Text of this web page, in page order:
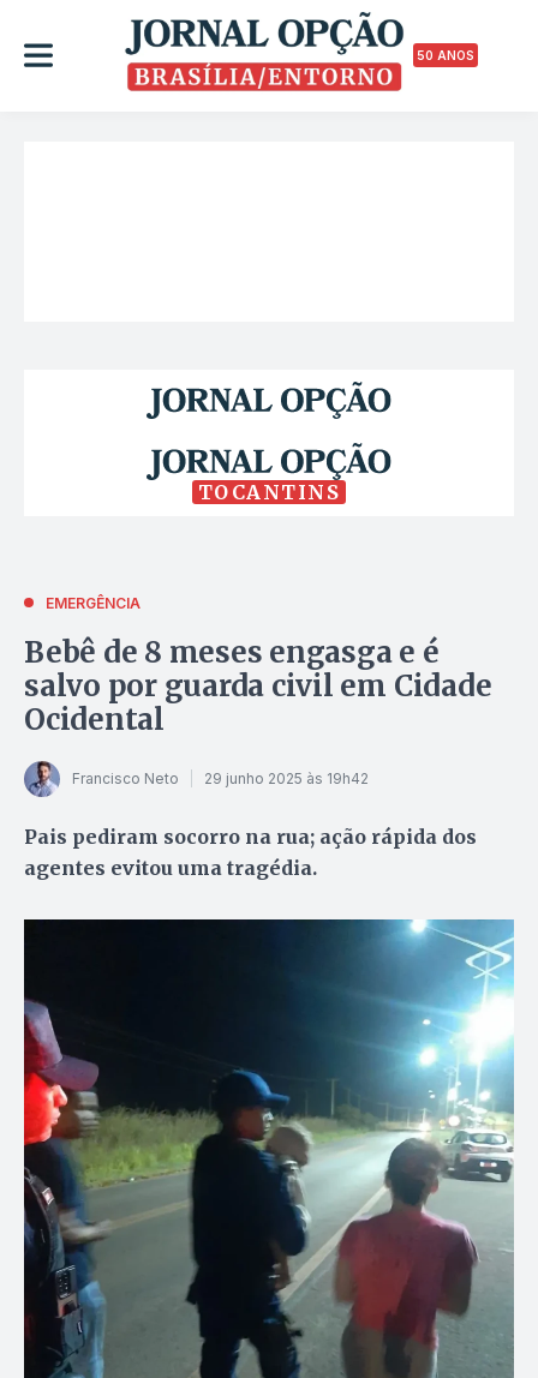
50 ANOS
TOCANTINS
EMERGÊNCIA
Bebê de 8 meses engasga e é
salvo por guarda civil em Cidade
Ocidental
Francisco Neto 29 junho 2025 às 19h42
Pais pediram socorro na rua; ação rápida dos
agentes evitou uma tragédia.